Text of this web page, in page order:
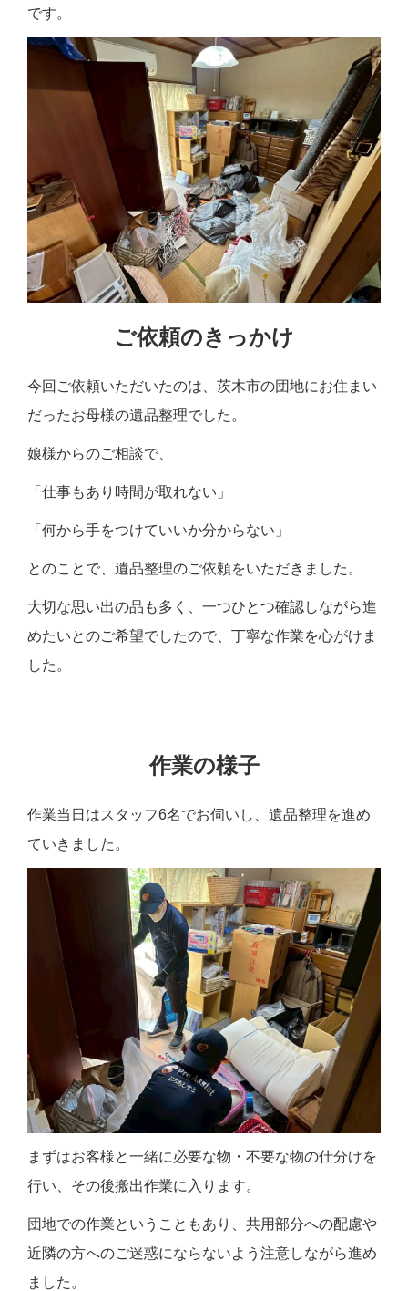
です。
ご依頼のきっかけ
今回ご依頼いただいたのは、茨木市の団地にお住まい
だったお母様の遺品整理でした。
娘様からのご相談で、
「仕事もあり時間が取れない」
「何から手をつけていいか分からない」
とのことで、遺品整理のご依頼をいただきました。
大切な思い出の品も多く、一つひとつ確認しながら進
めたいとのご希望でしたので、丁寧な作業を心がけま
した。
作業の様子
作業当日はスタッフ6名でお伺いし、遺品整理を進め
ていきました。
まずはお客様と一緒に必要な物・不要な物の仕分けを
行い、その後搬出作業に入ります。
団地での作業ということもあり、共用部分への配慮や
近隣の方へのご迷惑にならないよう注意しながら進め
ました。